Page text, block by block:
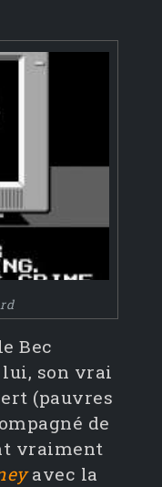
Bec
son vrai
(pauvres
de
vraiment
avec la